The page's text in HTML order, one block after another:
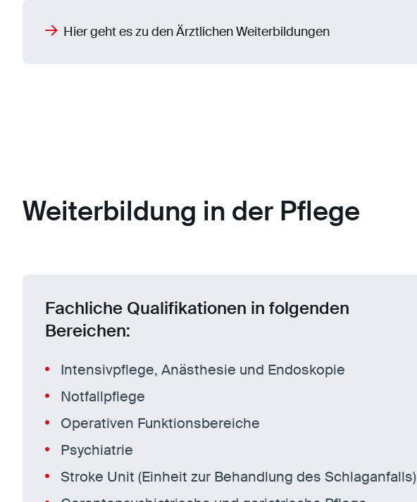
Hier geht es zu den Ärztlichen Weiterbildungen
Weiterbildung in der Pflege
Fachliche Qualifikationen in folgenden
Bereichen:
Intensivpflege, Anästhesie und Endoskopie
Notfallpflege
Operativen Funktionsbereiche
Psychiatrie
Stroke Unit (Einheit zur Behandlung des Schlaganfalls)